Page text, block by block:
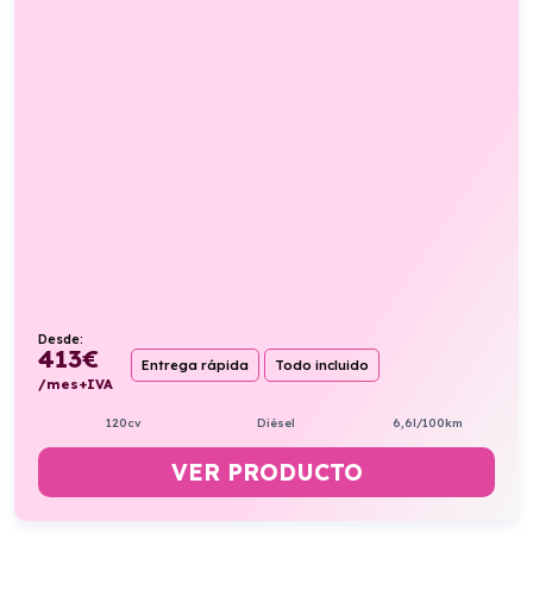
Desde:
413€
/mes+IVA
Entrega rápida Todo incluido
120cv Diésel 6,6l/100km
VER PRODUCTO